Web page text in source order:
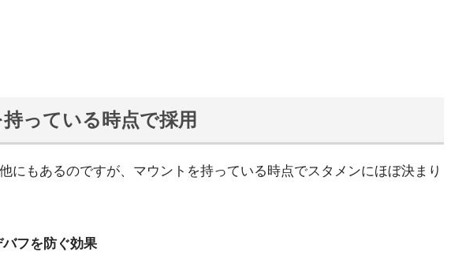
っている時点で採用
にもあるのですが、マウントを持っている時点でスタメンにほぼ決まり
フを防ぐ効果